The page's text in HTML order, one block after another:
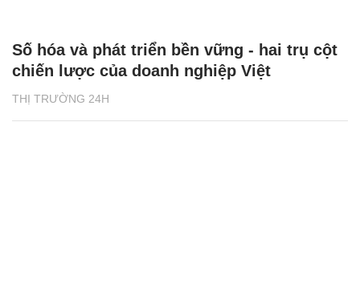
THỊ TRƯỜNG 24H
Số hóa và phát triển bền vững - hai trụ cột
chiến lược của doanh nghiệp Việt